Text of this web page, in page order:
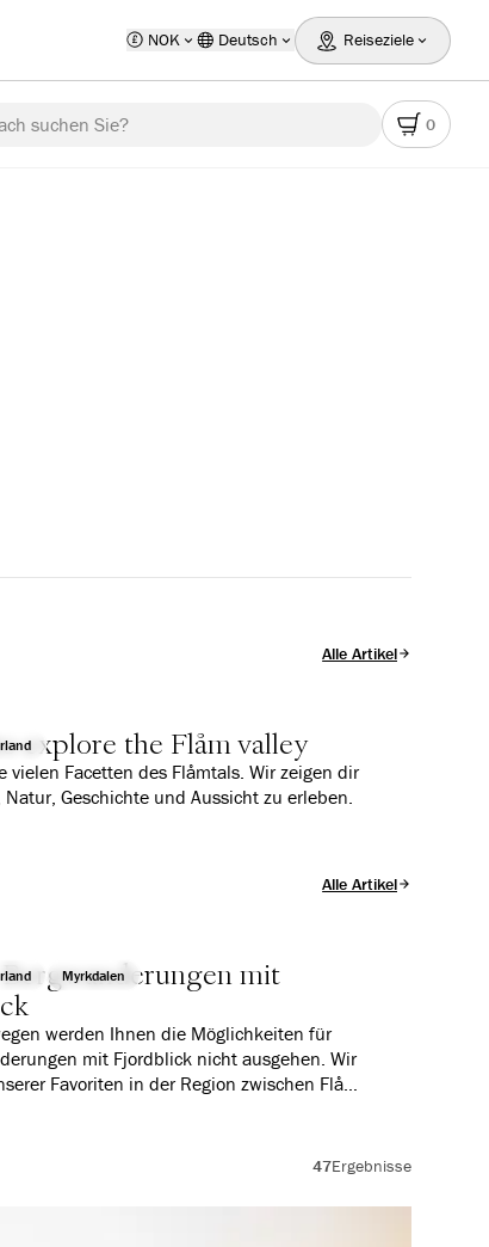
NOK Deutsch Reiseziele
suchen Sie? 0
Alle Artikel
explore the Flåm valley
vielen Facetten des Flåmtals. Wir zeigen dir
Natur, Geschichte und Aussicht zu erleben.
Alle Artikel
Myrkdalen
mit
werden Ihnen die Möglichkeiten für
mit Fjordblick nicht ausgehen. Wir
Favoriten in der Region zwischen Flåm
47Ergebnisse